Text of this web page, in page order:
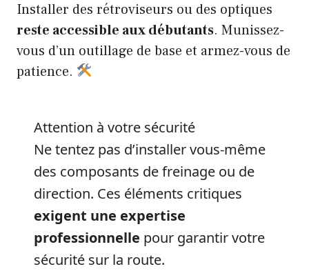
Installer des rétroviseurs ou des optiques
reste accessible aux débutants. Munissez-
vous d’un outillage de base et armez-vous de
patience.
Attention à votre sécurité
Ne tentez pas d’installer vous-même
des composants de freinage ou de
direction. Ces éléments critiques
exigent une expertise
professionnelle pour garantir votre
sécurité sur la route.